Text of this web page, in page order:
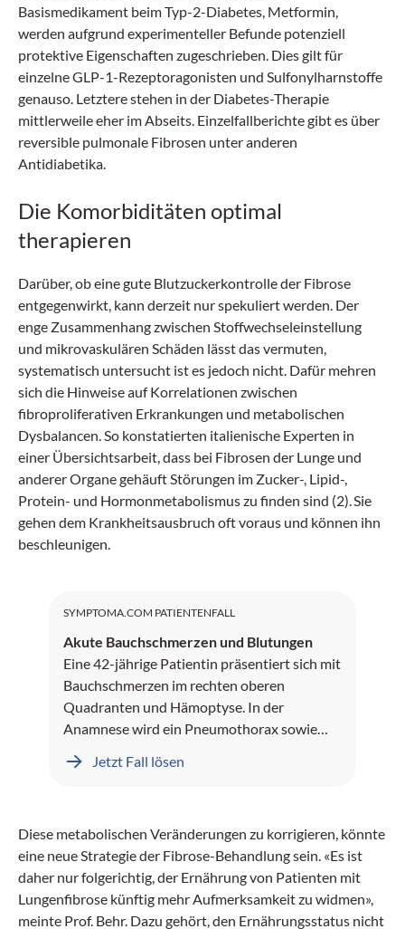
Basismedikament beim Typ-2-Diabetes, Metformin,
werden aufgrund experimenteller Befunde potenziell
protektive Eigenschaften zugeschrieben. Dies gilt für
einzelne GLP-1-Rezeptoragonisten und Sulfonylharnstoffe
genauso. Letztere stehen in der Dia­betes-Therapie
mittlerweile eher im Abseits. Einzelfallberichte gibt es über
reversible pulmonale Fibrosen unter anderen
Antidiabetika.
Die Komorbiditäten optimal
therapieren
Darüber, ob eine gute Blutzuckerkontrolle der Fibrose
entgegenwirkt, kann derzeit nur spekuliert werden. Der
enge Zusammenhang zwischen Stoffwechseleinstellung
und mikrovaskulären Schäden lässt das vermuten,
systematisch untersucht ist es jedoch nicht. Dafür mehren
sich die Hinweise auf Korrelationen zwischen
fibroproliferativen Erkrankungen und metabolischen
Dysbalancen. So konstatierten italienische Experten in
einer Übersichtsarbeit, dass bei Fibrosen der Lunge und
anderer Organe gehäuft Störungen im Zucker-, Lipid-,
Protein- und Hormonmetabolismus zu finden sind (2). Sie
gehen dem Krankheitsausbruch oft voraus und können ihn
beschleunigen.
SYMPTOMA.COM PATIENTENFALL
Akute Bauchschmerzen und Blutungen
Eine 42-jährige Patientin präsentiert sich mit
Bauchschmerzen im rechten oberen
Quadranten und Hämoptyse. In der
Anamnese wird ein Pneumothorax sowie
Jetzt Fall lösen
Diese metabolischen Veränderungen zu korrigieren, könnte
eine neue Strategie der Fibrose-Behandlung sein. «Es ist
daher nur folgerichtig, der Ernährung von Patienten mit
Lungenfibrose künftig mehr Aufmerksamkeit zu widmen»,
meinte Prof. Behr. Dazu gehört, den Ernährungsstatus nicht